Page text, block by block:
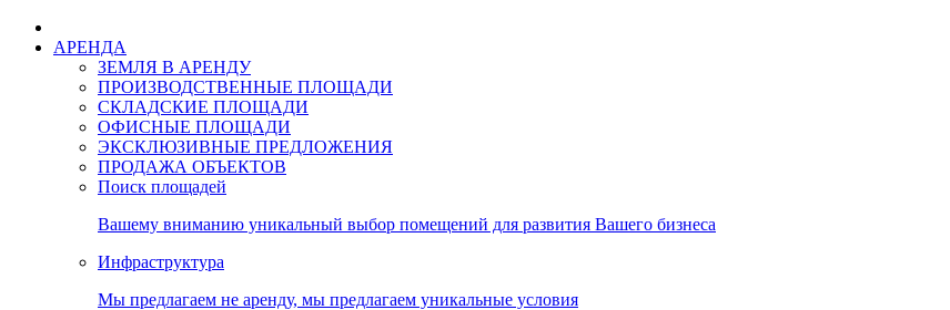
АРЕНДА
ЗЕМЛЯ В АРЕНДУ
ПРОИЗВОДСТВЕННЫЕ ПЛОЩАДИ
СКЛАДСКИЕ ПЛОЩАДИ
ОФИСНЫЕ ПЛОЩАДИ
ЭКСКЛЮЗИВНЫЕ ПРЕДЛОЖЕНИЯ
ПРОДАЖА ОБЪЕКТОВ
Поиск площадей
Вашему вниманию уникальный выбор помещений для развития Вашего бизнеса
Инфраструктура
Мы предлагаем не аренду, мы предлагаем уникальные условия